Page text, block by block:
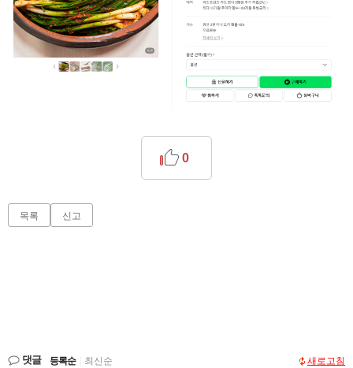
0
목록 신고
댓글 등록순 최신순 새로고침